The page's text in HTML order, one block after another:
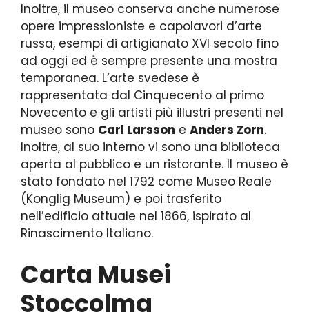
Inoltre, il museo conserva anche numerose
opere impressioniste e capolavori d’arte
russa, esempi di artigianato XVI secolo fino
ad oggi ed è sempre presente una mostra
temporanea. L’arte svedese è
rappresentata dal Cinquecento al primo
Novecento e gli artisti più illustri presenti nel
museo sono Carl Larsson e Anders Zorn.
Inoltre, al suo interno vi sono una biblioteca
aperta al pubblico e un ristorante. Il museo è
stato fondato nel 1792 come Museo Reale
(Konglig Museum) e poi trasferito
nell’edificio attuale nel 1866, ispirato al
Rinascimento Italiano.
Carta Musei
Stoccolma